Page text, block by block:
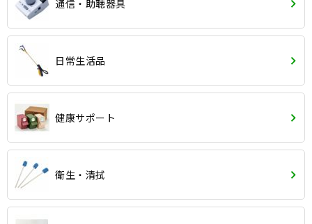
通信・助聴器具
日常生活品
健康サポート
衛生・清拭